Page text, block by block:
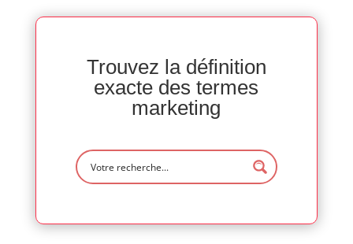
Trouvez la définition
exacte des termes
marketing